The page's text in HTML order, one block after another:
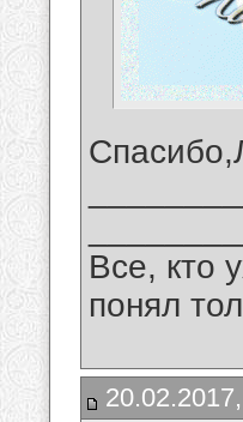
Все, кто
понял